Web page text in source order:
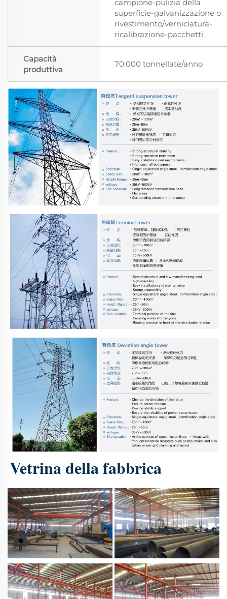
campione-pulizia della
superficie-galvanizzazione o
rivestimento/verniciatura-
ricalibrazione-pacchetti
Capacità
produttiva
70.000 tonnellate/anno
Vetrina della fabbrica